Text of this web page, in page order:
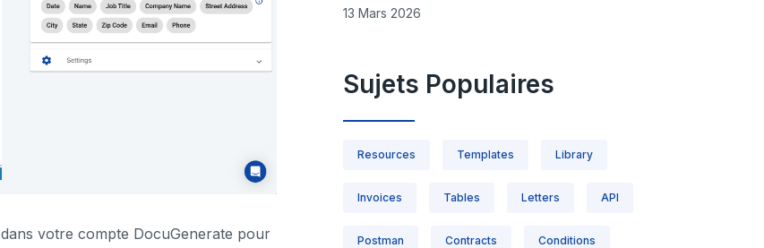
dans votre compte DocuGenerate pour
13 Mars 2026
Sujets Populaires
Resources Templates Library
Invoices Tables Letters API
Postman Contracts Conditions